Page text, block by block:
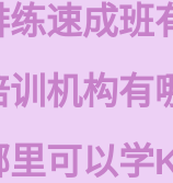
速成班
机构有
可以学